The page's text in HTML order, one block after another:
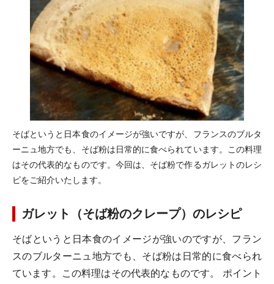
そばというと日本食のイメージが強いですが、フランスのブルタ
ーニュ地方でも、そば粉は日常的に食べられています。この料理
はその代表的なものです。今回は、そば粉で作るガレットのレシ
ピをご紹介いたします。
ガレット（そば粉のクレープ）のレシピ
そばというと日本食のイメージが強いのですが、フラン
スのブルターニュ地方でも、そば粉は日常的に食べられ
ています。この料理はその代表的なものです。 ポイント